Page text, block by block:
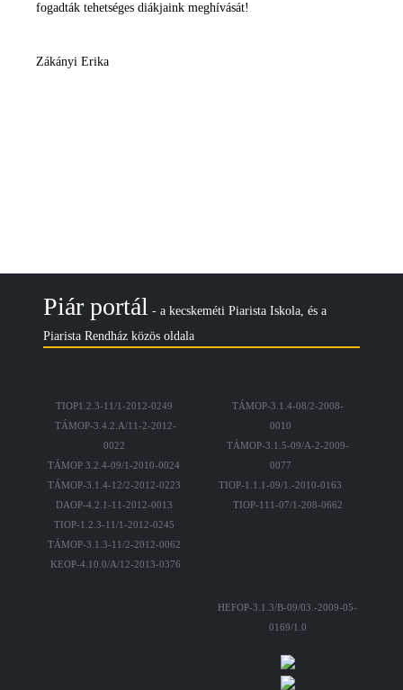
fogadták tehetséges diákjaink meghívását!
Zákányi Erika
Piár portál - a kecskeméti Piarista Iskola, és a
Piarista Rendház közös oldala
TIOP1.2.3-11/1-2012-0249
TÁMOP-3.4.2.A/11-2-2012-
0022
TÁMOP 3.2.4-09/1-2010-0024
TÁMOP-3.1.4-12/2-2012-0223
DAOP-4.2.1-11-2012-0013
TIOP-1.2.3-11/1-2012-0245
TÁMOP-3.1.3-11/2-2012-0062
KEOP-4.10.0/A/12-2013-0376
TÁMOP-3.1.4-08/2-2008-
0010
TÁMOP-3.1.5-09/A-2-2009-
0077
TIOP-1.1.1-09/1.-2010-0163
TIOP-111-07/1-208-0662
HEFOP-3.1.3/B-09/03.-2009-05-
0169/1.0